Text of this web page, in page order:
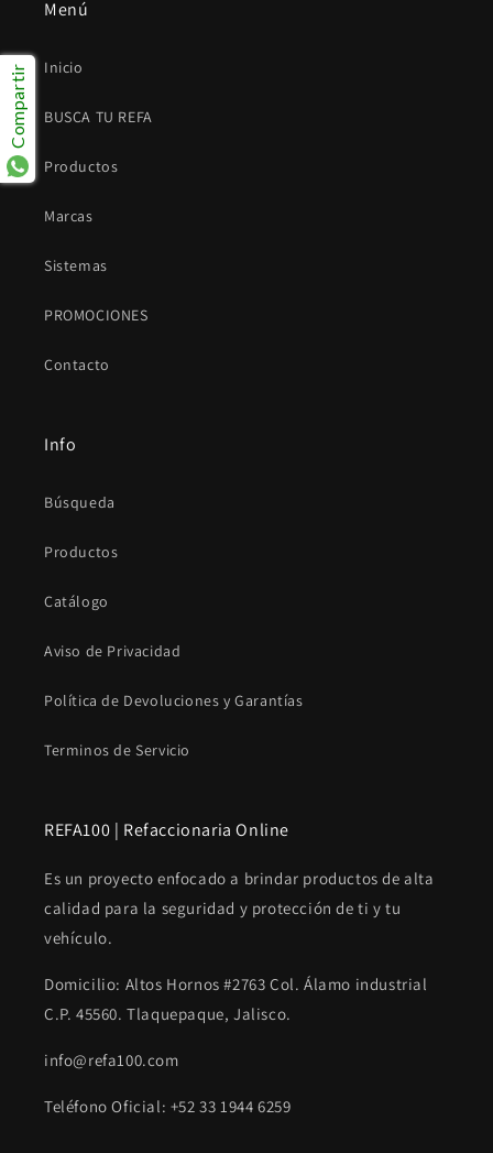
Menú
Inicio
BUSCA TU REFA
Productos
Marcas
Sistemas
PROMOCIONES
Contacto
Info
Búsqueda
Productos
Catálogo
Aviso de Privacidad
Política de Devoluciones y Garantías
Terminos de Servicio
REFA100 | Refaccionaria Online
Es un proyecto enfocado a brindar productos de alta
calidad para la seguridad y protección de ti y tu
vehículo.
Domicilio: Altos Hornos #2763 Col. Álamo industrial
C.P. 45560. Tlaquepaque, Jalisco.
info@refa100.com
Teléfono Oficial: +52 33 1944 6259
Compartir